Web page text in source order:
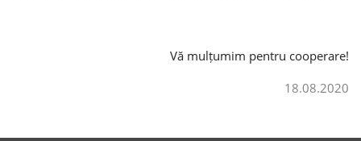
Vă mulțumim pentru cooperare!
18.08.2020